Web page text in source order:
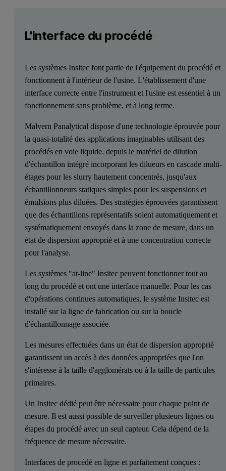
L'interface du procédé
Les systèmes Insitec font partie de l'équipement du procédé et
fonctionnent à l'intérieur de l'usine. L'établissement d'une
interface correcte entre l'instrument et l'usine est essentiel à un
fonctionnement sans problème, et à long terme.
Malvern Panalytical dispose d'une technologie éprouvée pour
la quasi-totalité des applications imaginables utilisant des
procédés en voie liquide. depuis le matériel de dilution
d'échantillon intégré incorporant les dilueurs en cascade multi-
étages pour les slurry hautement concentrés, jusqu'aux
échantillonneurs statiques simples pour les suspensions et
émulsions plus diluées. Des stratégies éprouvées garantissent
que des échantillons représentatifs soient automatiquement et
systématiquement envoyés dans la zone de mesure, dans un
état de dispersion approprié et à une concentration correcte
pour l'analyse.
Les systèmes "at-line" Insitec peuvent fonctionner tout au
long du procédé et ont une interface manuelle. Pour les cas
d'opérations continues automatiques, le système Insitec est
installé sur la ligne de fabrication ou sur la boucle
d'échantillonnage associée.
Les mesures effectuées dans un état de dispersion approprié
garantissent un accès à des données appropriées que l'on
s'intéresse à la taille d'agglomérats ou à la taille de particules
primaires.
Un Insitec dédié peut être nécessaire pour chaque point de
mesure. Il est aussi possible de surveiller plusieurs lignes ou
étapes du procédé avec un seul capteur. Cela dépend de la
fréquence de mesure nécessaire.
Interfaces de procédé en ligne et parfaitement conçues :